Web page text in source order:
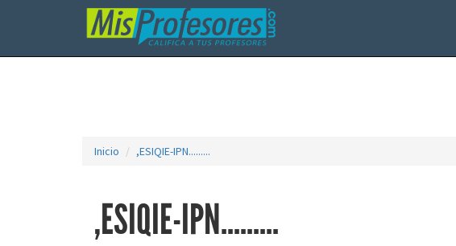
Inicio ,ESIQIE-IPN.........
,ESIQIE-IPN.........